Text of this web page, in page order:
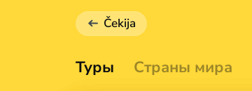
Čekija
Туры Страны мира